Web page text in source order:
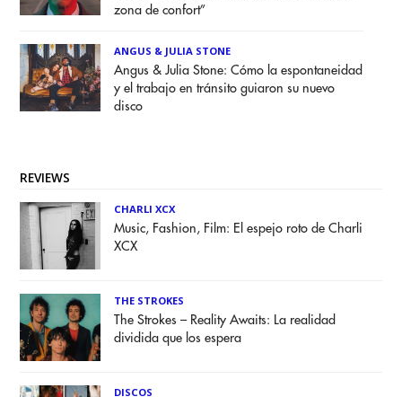
zona de confort”
ANGUS & JULIA STONE
Angus & Julia Stone: Cómo la espontaneidad
y el trabajo en tránsito guiaron su nuevo
disco
REVIEWS
CHARLI XCX
Music, Fashion, Film: El espejo roto de Charli
XCX
THE STROKES
The Strokes – Reality Awaits: La realidad
dividida que los espera
DISCOS